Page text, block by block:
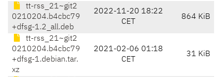
tt-rss_21~git2
0210204.b4cbc79
+dfsg-1.2_all.deb
2022-11-20 18:22
CET
864 KiB
tt-rss_21~git2
0210204.b4cbc79
+dfsg-1.debian.tar.
xz
2021-02-06 01:18
CET
31 KiB